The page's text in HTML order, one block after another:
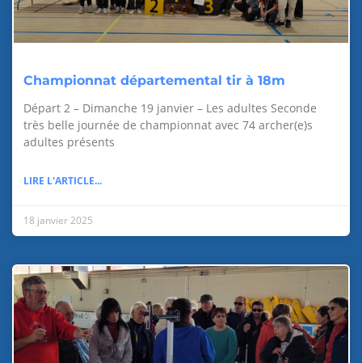
Championnat départemental tir à 18m
Départ 2 – Dimanche 19 janvier – Les adultes Seconde
très belle journée de championnat avec 74 archer(e)s
adultes présents
LIRE L'ARTICLE...
18 janvier 2025